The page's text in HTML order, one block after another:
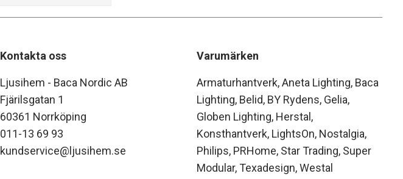
Kontakta oss
Ljusihem - Baca Nordic AB
Fjärilsgatan 1
60361 Norrköping
011-13 69 93
kundservice@ljusihem.se
Varumärken
Armaturhantverk Aneta Lighting Baca
Lighting Belid BY Rydens Gelia
Globen Lighting Herstal
Konsthantverk LightsOn Nostalgia
Philips PRHome Star Trading Super
Modular Texadesign Westal